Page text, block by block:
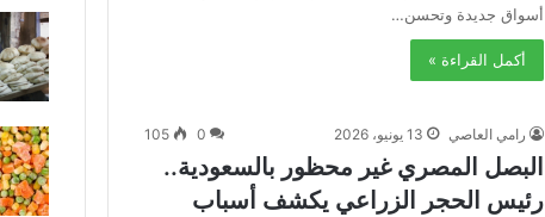
أسواق جديدة وتحسن…
أكمل القراءة »
رامي العاصي 13 يونيو، 2026 0
105
البصل المصري غير محظور بالسعودية..
رئيس الحجر الزراعي يكشف أسباب